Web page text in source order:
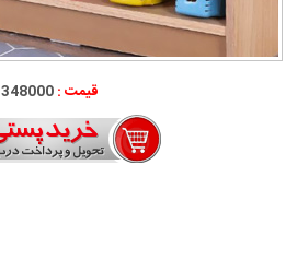
قیمت :348000 تومان